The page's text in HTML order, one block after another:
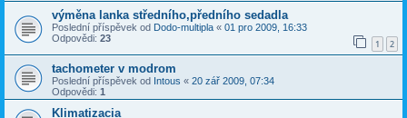
výměna lanka středního,předního sedadla
Poslední příspěvek od Dodo-multipla « 01 pro 2009, 16:33
Odpovědi: 23 1 2
tachometer v modrom
Poslední příspěvek od Intous « 20 zář 2009, 07:34
Odpovědi: 1
Klimatizacia